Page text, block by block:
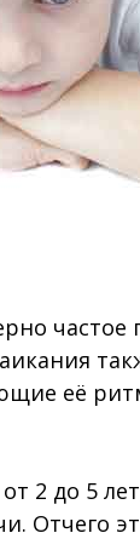
частое
её
2 до 5
Отчего